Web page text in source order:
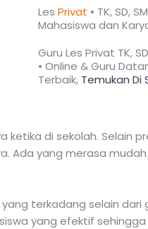
Les Privat • TK, SD,
Mahasiswa dan
Guru Les Privat TK,
• Online & Guru
Terbaik, Temukan Di
di sekolah. Selain
yang merasa
terkadang selain dari
yang efektif